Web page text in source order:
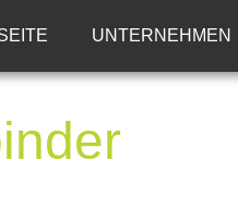
UNTERNEHMEN